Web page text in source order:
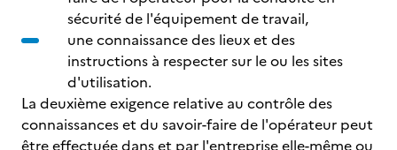
sécurité de l'équipement de travail,
une connaissance des lieux et des
instructions à respecter sur le ou les sites
d'utilisation.
La deuxième exigence relative au contrôle des
connaissances et du savoir-faire de l'opérateur peut
être effectuée dans et par l'entreprise elle-même ou